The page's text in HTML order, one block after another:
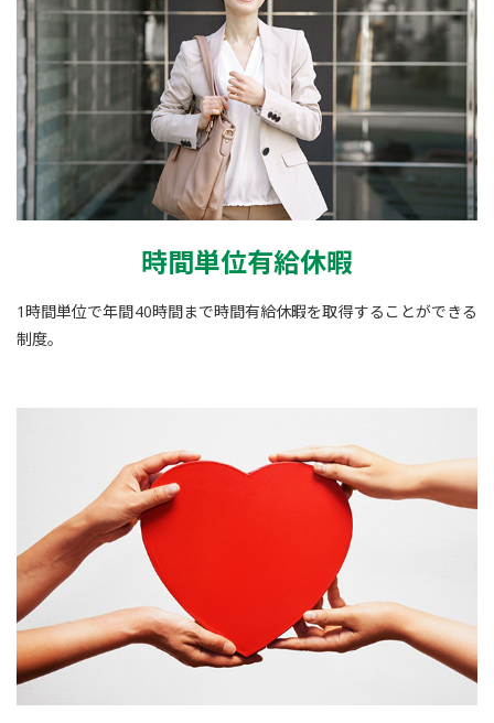
時間単位有給休暇
1時間単位で年間40時間まで時間有給休暇を取得することができる
制度。